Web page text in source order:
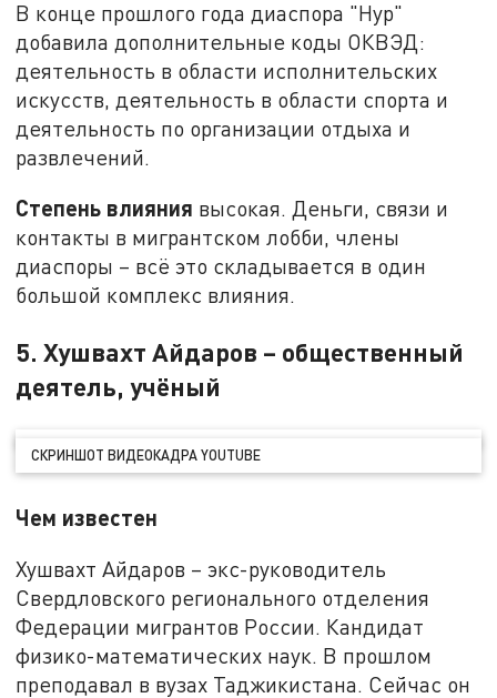
В конце прошлого года диаспора "Нур"
добавила дополнительные коды ОКВЭД:
деятельность в области исполнительских
искусств, деятельность в области спорта и
деятельность по организации отдыха и
развлечений.
Степень влияния высокая. Деньги, связи и
контакты в мигрантском лобби, члены
диаспоры – всё это складывается в один
большой комплекс влияния.
5. Хушвахт Айдаров – общественный
деятель, учёный
СКРИНШОТ ВИДЕОКАДРА YOUTUBE
Чем известен
Хушвахт Айдаров – экс-руководитель
Свердловского регионального отделения
Федерации мигрантов России. Кандидат
физико-математических наук. В прошлом
преподавал в вузах Таджикистана. Сейчас он